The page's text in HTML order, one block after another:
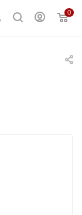
0